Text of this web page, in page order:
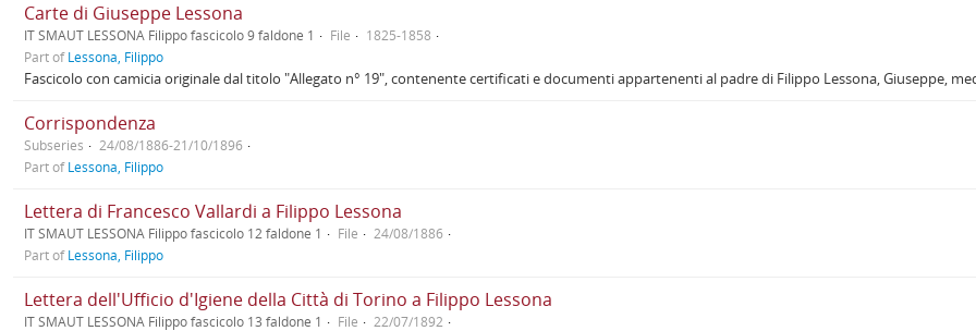
Carte di Giuseppe Lessona
IT SMAUT LESSONA Filippo fascicolo 9 faldone 1 File
1825-1858
Part ofLessona, Filippo
Fascicolo con camicia originale dal titolo "Allegato n° 19", contenente certificati e documenti appartenenti al padre di Filippo Lessona, Giuseppe,
Corrispondenza
Subseries
24/08/1886-21/10/1896
Part ofLessona, Filippo
Lettera di Francesco Vallardi a Filippo Lessona
IT SMAUT LESSONA Filippo fascicolo 12 faldone 1 File
24/08/1886
Part ofLessona, Filippo
Lettera dell'Ufficio d'Igiene della Città di Torino a Filippo Lessona
IT SMAUT LESSONA Filippo fascicolo 13 faldone 1 File
22/07/1892